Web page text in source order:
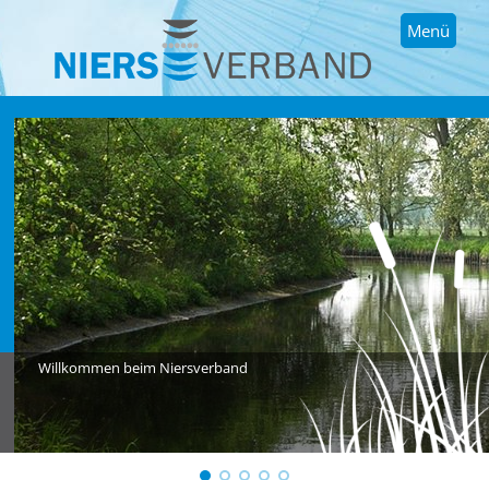
Menü
Willkommen beim Niersverband